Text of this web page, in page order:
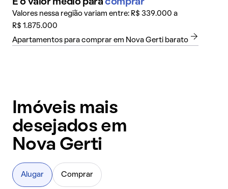
É o valor médio para comprar
Valores nessa região variam entre: R$ 339.000 a
R$ 1.875.000
Apartamentos para comprar em Nova Gerti barato
Imóveis mais
desejados em
Nova Gerti
Alugar Comprar